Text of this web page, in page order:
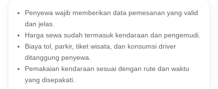
Penyewa wajib memberikan data pemesanan yang valid
dan jelas.
Harga sewa sudah termasuk kendaraan dan pengemudi.
Biaya tol, parkir, tiket wisata, dan konsumsi driver
ditanggung penyewa.
Pemakaian kendaraan sesuai dengan rute dan waktu
yang disepakati.